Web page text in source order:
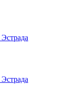
Эстрада
Эстрада